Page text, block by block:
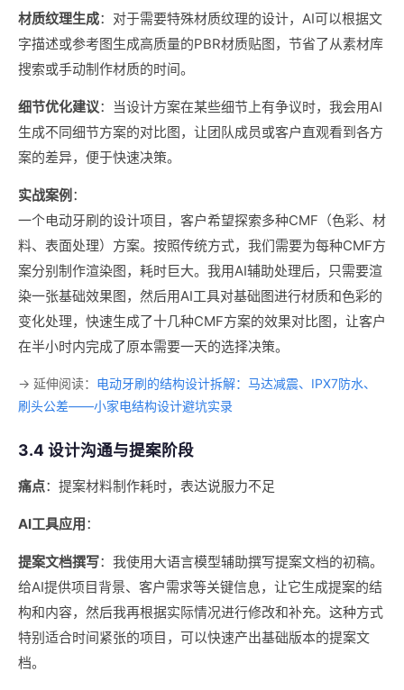
材质纹理生成：对于需要特殊材质纹理的设计，AI可以根据文
字描述或参考图生成高质量的PBR材质贴图，节省了从素材库
搜索或手动制作材质的时间。
细节优化建议：当设计方案在某些细节上有争议时，我会用AI
生成不同细节方案的对比图，让团队成员或客户直观看到各方
案的差异，便于快速决策。
实战案例 ：
一个电动牙刷的设计项目，客户希望探索多种CMF（色彩、材
料、表面处理）方案。按照传统方式，我们需要为每种CMF方
案分别制作渲染图，耗时巨大。我用AI辅助处理后，只需要渲
染一张基础效果图，然后用AI工具对基础图进行材质和色彩的
变化处理，快速生成了十几种CMF方案的效果对比图，让客户
在半小时内完成了原本需要一天的选择决策。
→ 延伸阅读： 电动牙刷的结构设计拆解：马达减震、IPX7防水、
刷头公差——小家电结构设计避坑实录
3.4 设计沟通与提案阶段
痛点：提案材料制作耗时，表达说服力不足
AI工具应用：
提案文档撰写：我使用大语言模型辅助撰写提案文档的初稿。
给AI提供项目背景、客户需求等关键信息，让它生成提案的结
构和内容，然后我再根据实际情况进行修改和补充。这种方式
特别适合时间紧张的项目，可以快速产出基础版本的提案文
档。